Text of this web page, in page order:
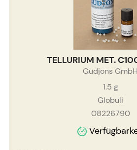
TELLURIUM MET.
Gudjons GmbH
1.5 g
Globuli
08226790